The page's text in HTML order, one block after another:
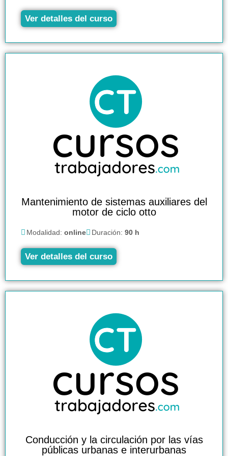
Ver detalles del curso
Mantenimiento de sistemas auxiliares del
motor de ciclo otto
Modalidad: online Duración: 90 h
Ver detalles del curso
Conducción y la circulación por las vías
públicas urbanas e interurbanas